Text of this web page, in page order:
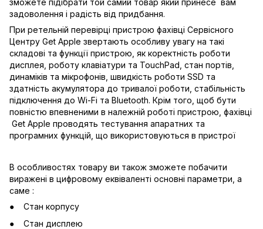
зможете підібрати той самий товар який принесе вам
задоволення і радість від придбання.
При ретельній перевірці пристрою фахівці Сервісного
Центру Get Apple звертають особливу увагу на такі
складові та функції пристрою, як коректність роботи
дисплея, роботу клавіатури та TouchPad, стан портів,
динаміків та мікрофонів, швидкість роботи SSD та
здатність акумулятора до тривалої роботи, стабільність
підключення до Wi-Fi та Bluetooth. Крім того, щоб бути
повністю впевненими в належній роботі пристрою, фахівці
Get Apple проводять тестування апаратних та
програмних функцій, що використовуються в пристрої
В особливостях товару ви також зможете побачити
виражені в цифровому еквіваленті основні параметри, а
саме :
Стан корпусу
Стан дисплею